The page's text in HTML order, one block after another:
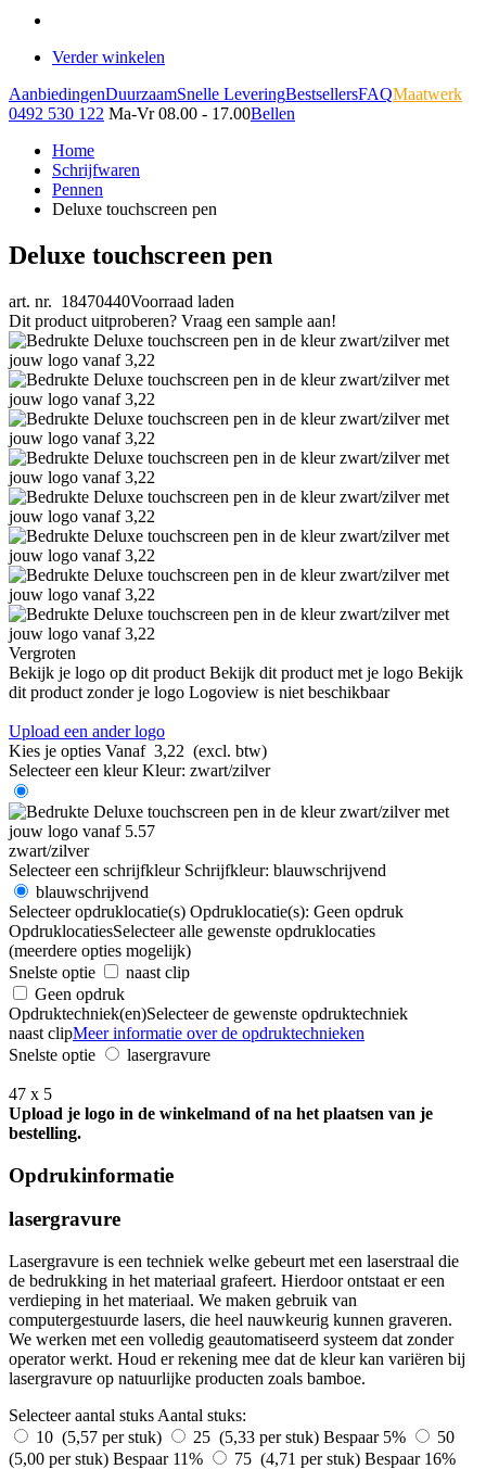
Verder winkelen
AanbiedingenDuurzaamSnelle LeveringBestsellersFAQMaatwerk
0492 530 122 Ma-Vr 08.00 - 17.00Bellen
Home
Schrijfwaren
Pennen
Deluxe touchscreen pen
Deluxe touchscreen pen
art. nr. 18470440Voorraad laden
Dit product uitproberen? Vraag een sample aan!
Vergroten
Bekijk je logo op dit product Bekijk dit product met je logo Bekijk
dit product zonder je logo Logoview is niet beschikbaar
Upload een ander logo
Kies je opties Vanaf 3,22 (excl. btw)
Selecteer een kleur Kleur: zwart/zilver
zwart/zilver
Selecteer een schrijfkleur Schrijfkleur: blauwschrijvend
blauwschrijvend
Selecteer opdruklocatie(s) Opdruklocatie(s): Geen opdruk
OpdruklocatiesSelecteer alle gewenste opdruklocaties
(meerdere opties mogelijk)
Snelste optie
naast clip
Geen opdruk
Opdruktechniek(en)Selecteer de gewenste opdruktechniek
naast clipMeer informatie over de opdruktechnieken
Snelste optie
lasergravure
47 x 5
Upload je logo in de winkelmand of na het plaatsen van je
bestelling.
Opdrukinformatie
lasergravure
Lasergravure is een techniek welke gebeurt met een laserstraal die
de bedrukking in het materiaal grafeert. Hierdoor ontstaat er een
verdieping in het materiaal. We maken gebruik van
computergestuurde lasers, die heel nauwkeurig kunnen graveren.
We werken met een volledig geautomatiseerd systeem dat zonder
operator werkt. Houd er rekening mee dat de kleur kan variëren bij
lasergravure op natuurlijke producten zoals bamboe.
Selecteer aantal stuks Aantal stuks:
10 (5,57 per stuk)
25 (5,33 per stuk) Bespaar 5%
50
(5,00 per stuk) Bespaar 11% 75 (4,71 per stuk) Bespaar 16%